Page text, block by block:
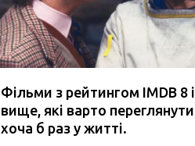
Фільми з рейтингом IMDB 8 і
вище, які варто переглянути
хоча б раз у житті.